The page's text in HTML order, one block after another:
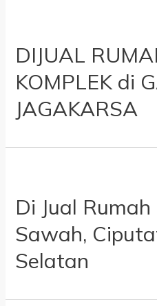
DIJUAL
KOMPLEK di
JAGAKARSA
Di Jual
Sawah,
Selatan